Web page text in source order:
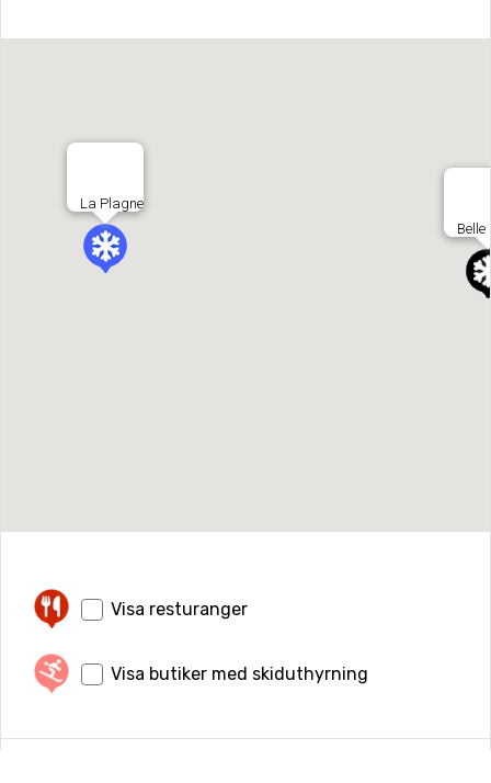
Belle
La Plagne
Visa resturanger
Visa butiker med skiduthyrning